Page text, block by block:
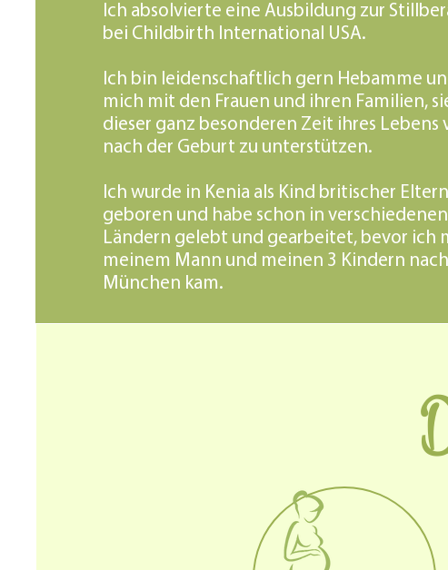
Ich absolvierte eine Ausbildung zur
bei Childbirth International USA.
Ich bin leidenschaftlich gern Hebamme
mich mit den Frauen und ihren Familien,
dieser ganz besonderen Zeit ihres Lebens
nach der Geburt zu unterstützen.
Ich wurde in Kenia als Kind britischer Eltern
geboren und habe schon in
Ländern gelebt und gearbeitet, bevor ich
meinem Mann und meinen 3 Kindern nach
München kam.